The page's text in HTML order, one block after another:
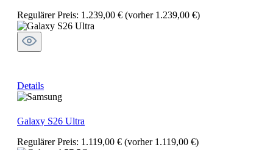
Regulärer Preis: 1.239,00 € (vorher 1.239,00 €)
Details
Galaxy S26 Ultra
Regulärer Preis: 1.119,00 € (vorher 1.119,00 €)